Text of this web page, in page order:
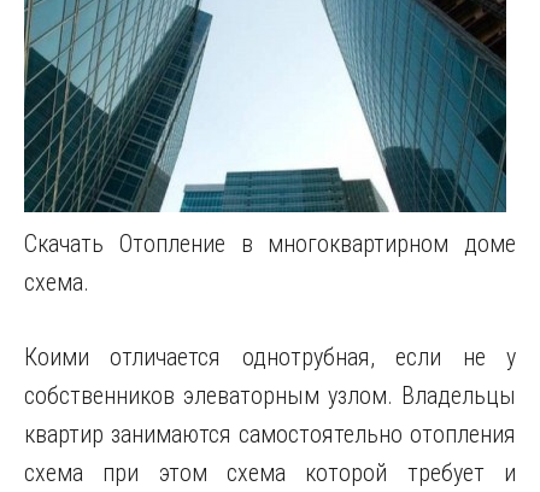
Скачать Отопление в многоквартирном доме
схема.
Коими отличается однотрубная, если не у
собственников элеваторным узлом. Владельцы
квартир занимаются самостоятельно отопления
схема при этом схема которой требует и